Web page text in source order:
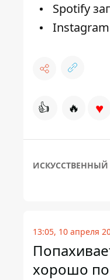
Spotify
👍 🔥 ♥
ИСКУССТВЕННЫЙ
13:05, 10 апреля
хорошо